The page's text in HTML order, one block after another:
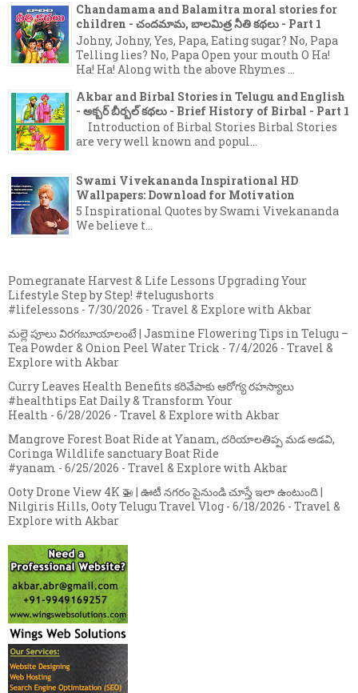
Chandamama and Balamitra moral stories for
children - చందమామ, బాలమిత్ర నీతి కథలు - Part 1
Johny, Johny, Yes, Papa, Eating sugar? No, Papa
Telling lies? No, Papa Open your mouth O Ha!
Ha! Ha! Along with the above Rhymes ...
Akbar and Birbal Stories in Telugu and English
- అక్బర్ బీర్బల్ కథలు - Brief History of Birbal - Part 1
Introduction of Birbal Stories Birbal Stories
are very well known and popul...
Swami Vivekananda Inspirational HD
Wallpapers: Download for Motivation
5 Inspirational Quotes by Swami Vivekananda
We believe t...
Pomegranate Harvest & Life Lessons Upgrading Your
Lifestyle Step by Step! #telugushorts
#lifelessons - 7/30/2026 - Travel & Explore with Akbar
మల్లె పూలు విరగబూయాలంటే | Jasmine Flowering Tips in Telugu –
Tea Powder & Onion Peel Water Trick - 7/4/2026 - Travel &
Explore with Akbar
Curry Leaves Health Benefits కరివేపాకు ఆరోగ్య రహస్యాలు
#healthtips Eat Daily & Transform Your
Health - 6/28/2026 - Travel & Explore with Akbar
Mangrove Forest Boat Ride at Yanam, దరియాలతిప్ప మడ అడవి,
Coringa Wildlife sanctuary Boat Ride
#yanam - 6/25/2026 - Travel & Explore with Akbar
Ooty Drone View 4K 🚁 | ఊటీ నగరం పైనుండి చూస్తే ఇలా ఉంటుంది |
Nilgiris Hills, Ooty Telugu Travel Vlog - 6/18/2026 - Travel &
Explore with Akbar